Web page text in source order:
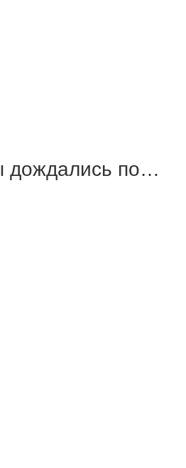
дождались по…